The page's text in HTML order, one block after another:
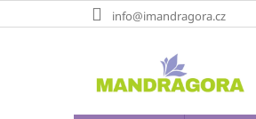
na
info@imandragora.cz